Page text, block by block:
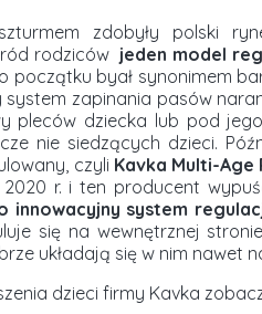
zdobyły polski
rodziców jeden model
początku byał synonimem
zapinania pasów
pleców dziecka lub pod
nie siedzących dzieci.
czyli Kavka Multi-Age
r. i ten producent
system
się na wewnętrznej
układają się w nim nawet
dzieci firmy Kavka